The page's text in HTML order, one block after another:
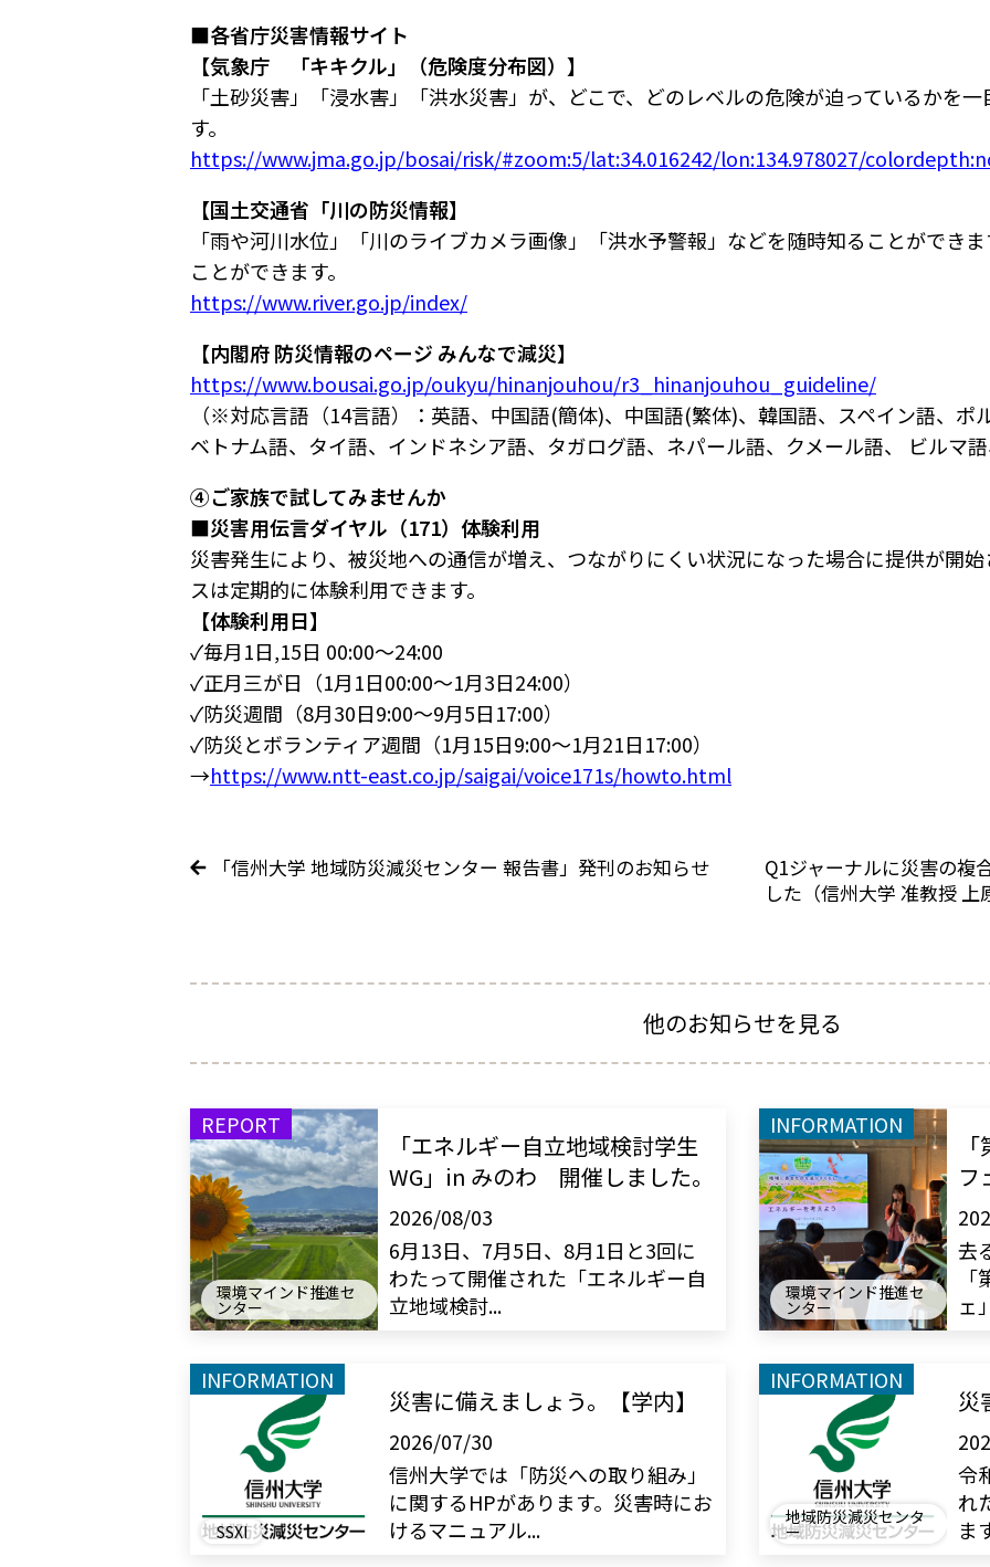
■各省庁災害情報サイト
【気象庁 「キキクル」（危険度分布図）】
「土砂災害」「浸水害」「洪水災害」が、どこで、どのレベルの危険が迫っているかを
す。
https://www.jma.go.jp/bosai/risk/#zoom:5/lat:34.016242/lon:134.978027/
【国土交通省「川の防災情報】
「雨や河川水位」「川のライブカメラ画像」「洪水予警報」などを随時知ることができ
ことができます。
https://www.river.go.jp/index/
【内閣府 防災情報のページ みんなで減災】
https://www.bousai.go.jp/oukyu/hinanjouhou/r3_hinanjouhou_guideline/
（※対応言語（14言語）：英語、中国語(簡体)、中国語(繁体)、韓国語、スペイン語、ポ
ベトナム語、タイ語、インドネシア語、タガログ語、ネパール語、クメール語、 ビルマ
④ご家族で試してみませんか
■災害用伝言ダイヤル（171）体験利用
災害発生により、被災地への通信が増え、つながりにくい状況になった場合に提供が開
スは定期的に体験利用できます。
【体験利用日】
✓毎月1日,15日 00:00～24:00
✓正月三が日（1月1日00:00～1月3日24:00）
✓防災週間（8月30日9:00～9月5日17:00）
✓防災とボランティア週間（1月15日9:00～1月21日17:00）
→https://www.ntt-east.co.jp/saigai/voice171s/howto.html
「信州大学 地域防災減災センター 報告書」発刊のお知らせ
Q1ジャーナルに災害の複
した（信州大学 准教授
他のお知らせを見る
環境マインド推進セ
ンター
REPORT
「エネルギー自立地域検討学生
WG」in みのわ 開催しました。
2026/08/03
6月13日、7月5日、8月1日と3回に
わたって開催された「エネルギー自
立地域検討...
環境マインド推進セ
ンター
INFORMATION
フ
去
ェ
SSXI
INFORMATION
災害に備えましょう。【学内】
2026/07/30
信州大学では「防災への取り組み」
に関するHPがあります。災害時にお
けるマニュアル...
地域防災減災センタ
ー
INFORMATION
災
令
れ
ま